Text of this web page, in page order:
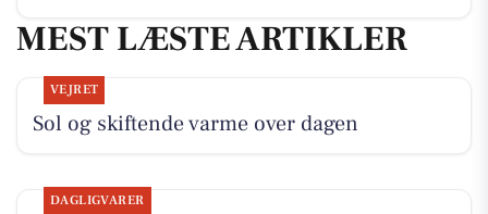
MEST LÆSTE ARTIKLER
VEJRET
Sol og skiftende varme over dagen
DAGLIGVARER